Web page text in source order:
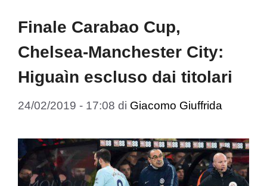
Finale Carabao Cup,
Chelsea-Manchester City:
Higuaìn escluso dai titolari
24/02/2019 - 17:08 di Giacomo Giuffrida